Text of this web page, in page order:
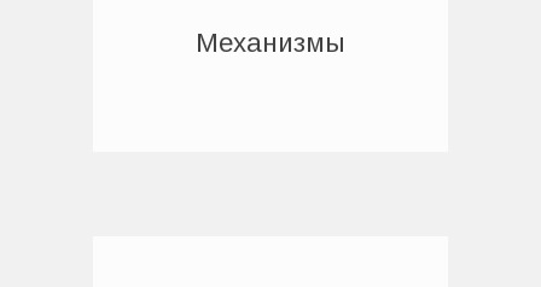
Механизмы